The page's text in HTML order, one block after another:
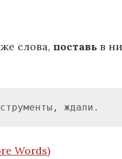
слова, поставь в
ждали.
Words)